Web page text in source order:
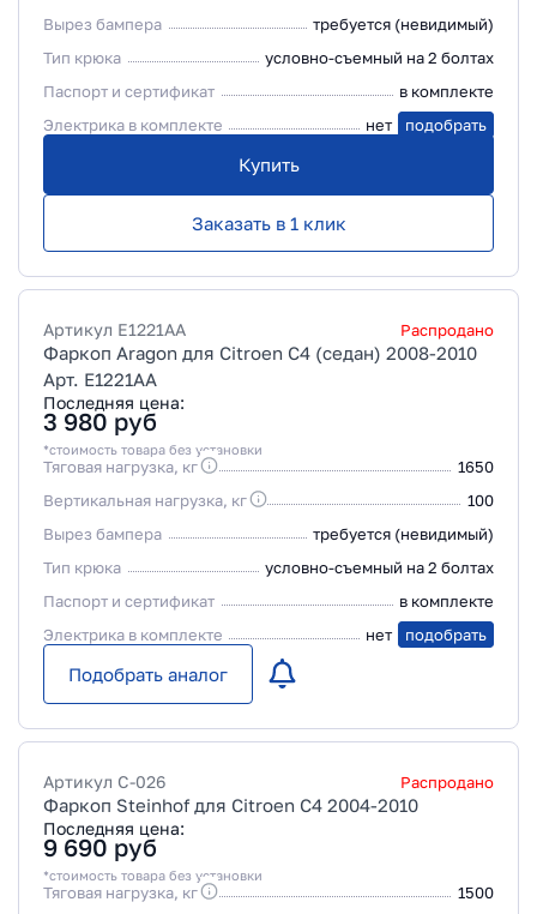
Вырез бампера
требуется (невидимый)
Тип крюка
условно-съемный на 2 болтах
Паспорт и сертификат
в комплекте
Электрика в комплекте
нет подобрать
Купить
Заказать в 1 клик
Артикул E1221AA Распродано
Фаркоп Aragon для Citroen C4 (седан) 2008-2010
Арт. E1221AA
Последняя цена:
3 980 руб
*стоимость товара без установки
Тяговая нагрузка, кг
1650
Вертикальная нагрузка, кг
100
Вырез бампера
требуется (невидимый)
Тип крюка
условно-съемный на 2 болтах
Паспорт и сертификат
в комплекте
Электрика в комплекте
нет подобрать
Подобрать аналог
Артикул C-026 Распродано
Фаркоп Steinhof для Citroen C4 2004-2010
Последняя цена:
9 690 руб
*стоимость товара без установки
Тяговая нагрузка, кг
1500